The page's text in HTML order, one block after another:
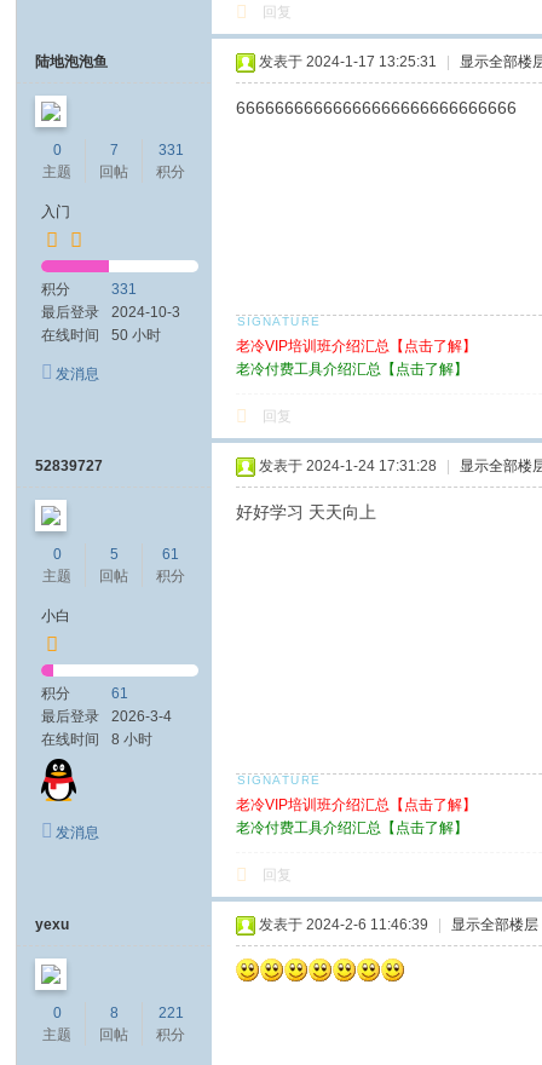
回复
陆地泡泡鱼
0
主题
7
回帖
331
积分
入门
积分
331
最后登录
2024-10-3
在线时间
50 小时
发消息
发表于 2024-1-17 13:25:31 显示全部楼
66666666666666666666666666666
老冷VIP培训班介绍汇总【点击了解】
老冷付费工具介绍汇总【点击了解】
回复
52839727
0
主题
5
回帖
61
积分
小白
积分
61
最后登录
2026-3-4
在线时间
8 小时
发消息
发表于 2024-1-24 17:31:28 显示全部楼
好好学习 天天向上
老冷VIP培训班介绍汇总【点击了解】
老冷付费工具介绍汇总【点击了解】
回复
yexu
0
主题
8
回帖
221
积分
发表于 2024-2-6 11:46:39 显示全部楼层